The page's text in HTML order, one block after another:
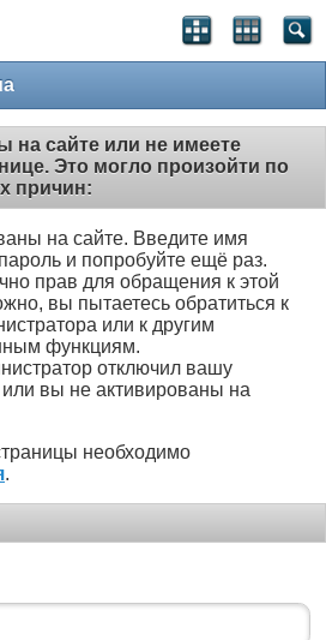
на сайте или не имеете
Это могло произойти по
причин:
на сайте. Введите имя
и попробуйте ещё раз.
прав для обращения к этой
вы пытаетесь обратиться к
или к другим
функциям.
отключил вашу
или вы не активированы на
необходимо
.